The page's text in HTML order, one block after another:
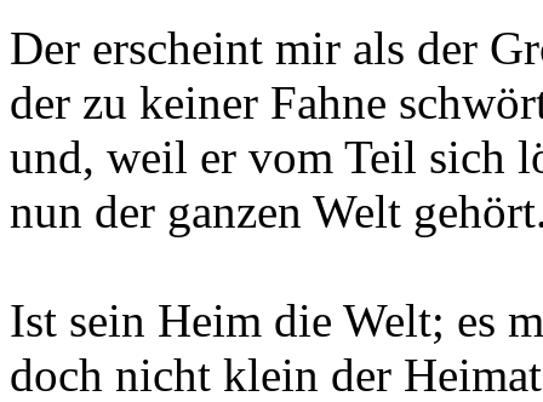
Der erscheint mir als der
der zu keiner Fahne
und, weil er vom Teil sich
nun der ganzen Welt
Ist sein Heim die Welt; es
doch nicht klein der